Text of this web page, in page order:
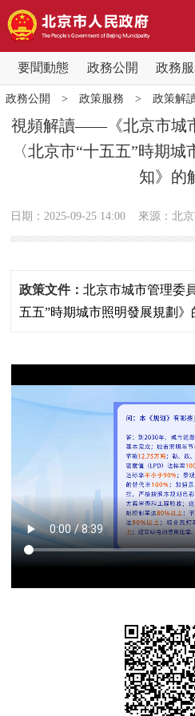
要聞動態 政務公開 政務
要聞動態
黨中央精神 國務院資
北京要聞 會議資
政務公開
市領導 機構職
政策兌現 政策解
政務服務
法人服
便民服務 利企服
仲介服務 陽光政
12345網上接訴即辦 我
線上訪
政務公開 > 政策服務 > 政策解
視頻解讀——《北京市城
〈北京市“十五五”時期
知》的
日期：2025-09-25 14:00 來源：北
政策文件：北京市城市管理委
五五”時期城市照明發展規劃》